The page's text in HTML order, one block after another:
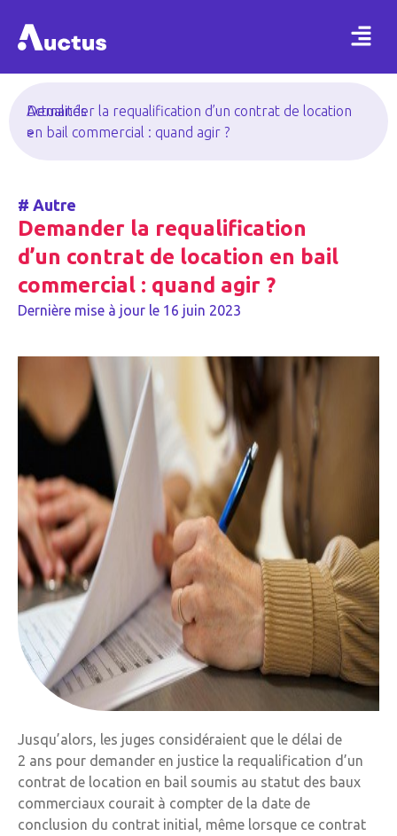
Actualités
>
Demander la requalification d’un contrat de location
en bail commercial : quand agir ?
# Autre
Demander la requalification
d’un contrat de location en bail
commercial : quand agir ?
Dernière mise à jour le 16 juin 2023
Jusqu’alors, les juges considéraient que le délai de
2 ans pour demander en justice la requalification d’un
contrat de location en bail soumis au statut des baux
commerciaux courait à compter de la date de
conclusion du contrat initial, même lorsque ce contrat